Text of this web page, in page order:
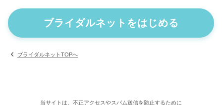
ブライダルネットをはじめる
ブライダルネットTOPへ
当サイトは、不正アクセスやスパム送信を防止するために